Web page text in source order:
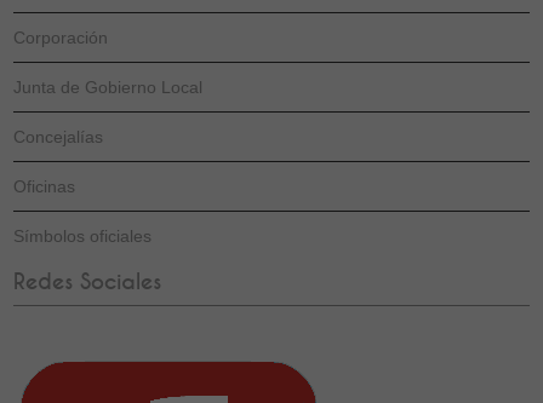
Corporación
Junta de Gobierno Local
Concejalías
Oficinas
Símbolos oficiales
Redes Sociales